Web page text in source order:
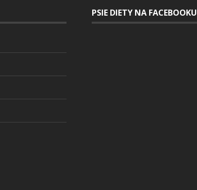
PSIE DIETY NA FACEBOOKU